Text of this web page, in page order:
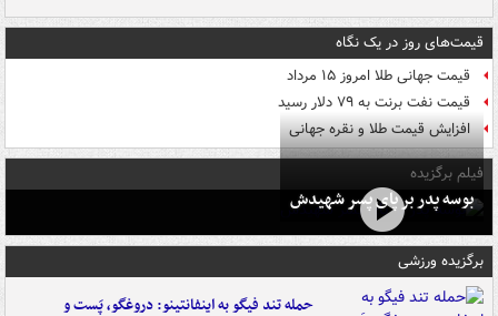
قیمت‌های روز در یک نگاه
قیمت جهانی طلا امروز ۱۵ مرداد
قیمت نفت برنت به ۷۹ دلار رسید
افزایش قیمت طلا و نقره جهانی
فیلم برگزیده
بوسه‌ پدر بر پای پسر شهیدش
برگزیده ورزشی
حمله تند فیگو به اینفانتینو: دروغگو، پَست‌ و